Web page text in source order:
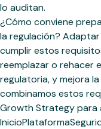
lo auditan.
¿Cómo conviene
la regulación?
cumplir estos
reemplazar o rehacer
regulatoria, y mejora
combinamos estos
Growth Strategy para
InicioPlataforma